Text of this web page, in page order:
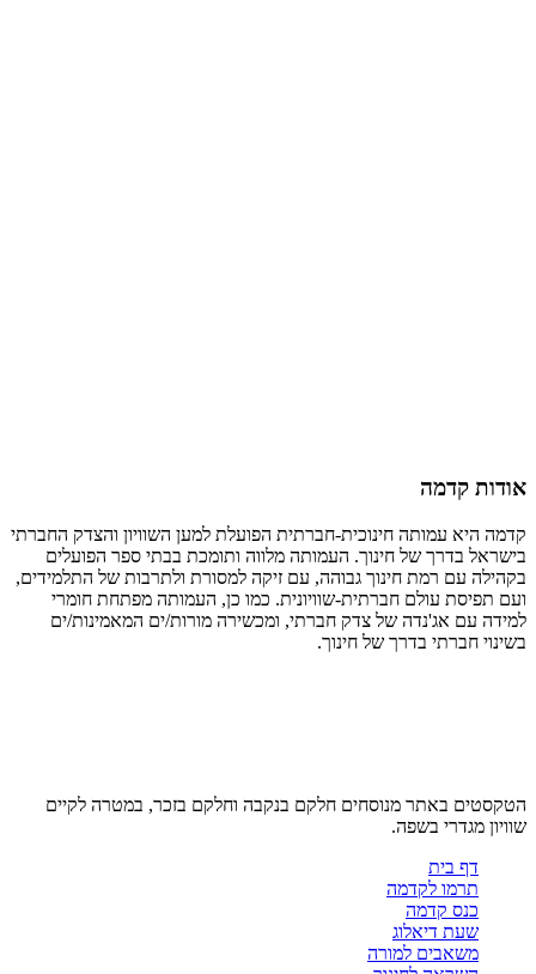
אודות קדמה
קדמה היא עמותה חינוכית-חברתית הפועלת למען השוויון והצדק החברתי
בישראל בדרך של חינוך. העמותה מלווה ותומכת בבתי ספר הפועלים
בקהילה עם רמת חינוך גבוהה, עם זיקה למסורת ולתרבות של התלמידים,
ועם תפיסת עולם חברתית-שוויונית. כמו כן, העמותה מפתחת חומרי
למידה עם אג'נדה של צדק חברתי, ומכשירה מורות/ים המאמינות/ים
בשינוי חברתי בדרך של חינוך.
הטקסטים באתר מנוסחים חלקם בנקבה וחלקם בזכר, במטרה לקיים
שוויון מגדרי בשפה.
דף בית
תרמו לקדמה
כנס קדמה
שעת דיאלוג
משאבים למורה